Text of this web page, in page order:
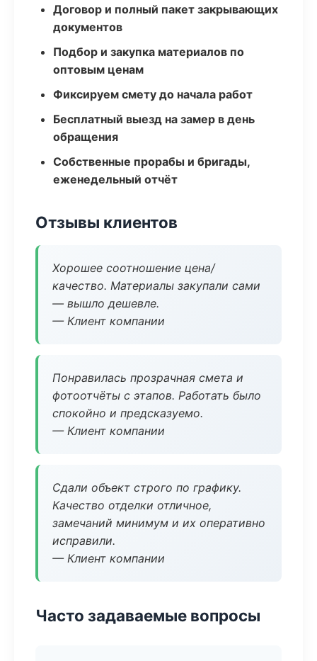
Договор и полный пакет закрывающих
документов
Подбор и закупка материалов по
оптовым ценам
Фиксируем смету до начала работ
Бесплатный выезд на замер в день
обращения
Собственные прорабы и бригады,
еженедельный отчёт
Отзывы клиентов
Хорошее соотношение цена/
качество. Материалы закупали сами
— вышло дешевле.
— Клиент компании
Понравилась прозрачная смета и
фотоотчёты с этапов. Работать было
спокойно и предсказуемо.
— Клиент компании
Сдали объект строго по графику.
Качество отделки отличное,
замечаний минимум и их оперативно
исправили.
— Клиент компании
Часто задаваемые вопросы